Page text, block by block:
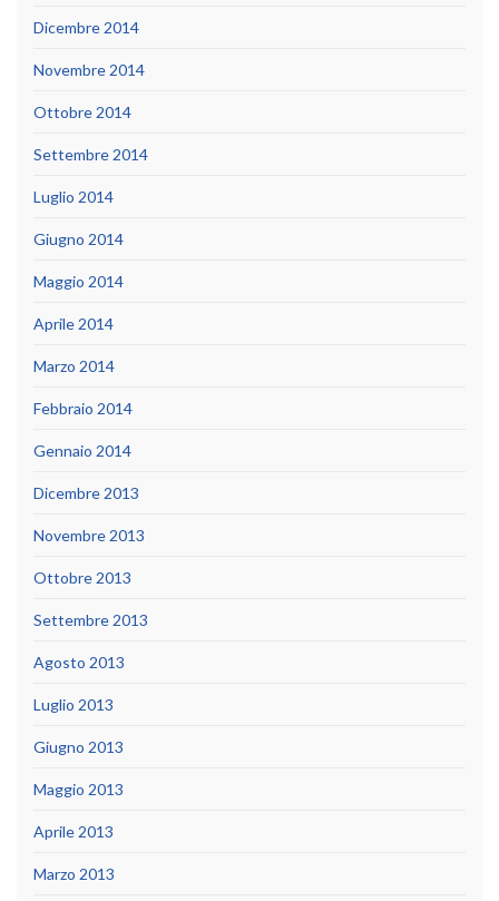
Dicembre 2014
Novembre 2014
Ottobre 2014
Settembre 2014
Luglio 2014
Giugno 2014
Maggio 2014
Aprile 2014
Marzo 2014
Febbraio 2014
Gennaio 2014
Dicembre 2013
Novembre 2013
Ottobre 2013
Settembre 2013
Agosto 2013
Luglio 2013
Giugno 2013
Maggio 2013
Aprile 2013
Marzo 2013